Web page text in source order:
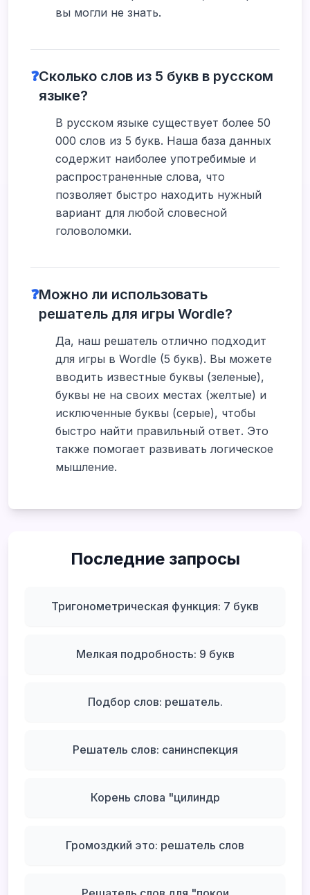
вы могли не знать.
❓Сколько слов из 5 букв в русском
языке?
В русском языке существует более 50
000 слов из 5 букв. Наша база данных
содержит наиболее употребимые и
распространенные слова, что
позволяет быстро находить нужный
вариант для любой словесной
головоломки.
❓Можно ли использовать
решатель для игры Wordle?
Да, наш решатель отлично подходит
для игры в Wordle (5 букв). Вы можете
вводить известные буквы (зеленые),
буквы не на своих местах (желтые) и
исключенные буквы (серые), чтобы
быстро найти правильный ответ. Это
также помогает развивать логическое
мышление.
Последние запросы
Тригонометрическая функция: 7 букв
Мелкая подробность: 9 букв
Подбор слов: решатель.
Решатель слов: санинспекция
Корень слова "цилиндр
Громоздкий это: решатель слов